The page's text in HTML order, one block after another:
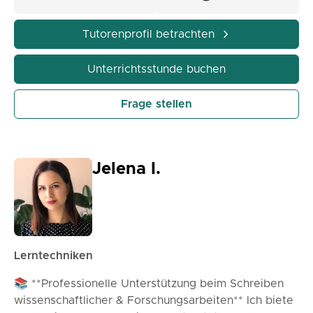
Tutorenprofil betrachten
Unterrichtsstunde buchen
Frage stellen
Jelena I.
Lerntechniken
📚 **Professionelle Unterstützung beim Schreiben
wissenschaftlicher & Forschungsarbeiten** Ich biete